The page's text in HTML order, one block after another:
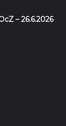
– 26.6.2026